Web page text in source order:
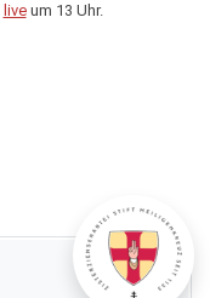
liveum 13 Uhr.